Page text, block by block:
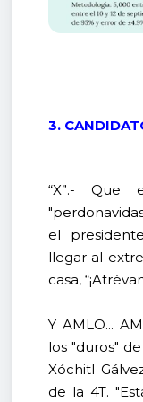
3.
“X”.- Que
el
llegar al
casa,
Y AMLO...
los "duros"
Xóchitl
de la 4T.